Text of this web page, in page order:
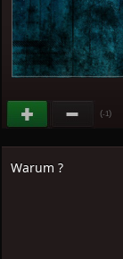
(-1)
Warum ?